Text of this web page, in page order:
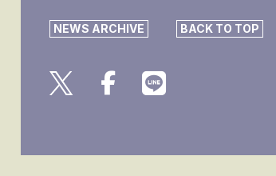
NEWS ARCHIVE BACK TO TOP